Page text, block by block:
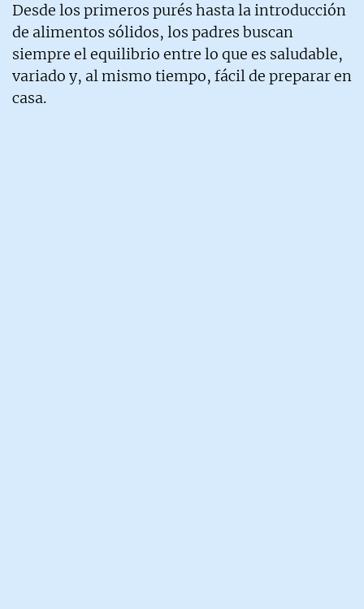
Desde los primeros purés hasta la introducción
de alimentos sólidos, los padres buscan
siempre el equilibrio entre lo que es saludable,
variado y, al mismo tiempo, fácil de preparar en
casa.